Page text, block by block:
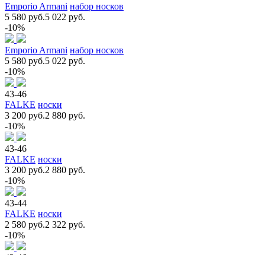
Emporio Armani набор носков
5 580 руб.5 022 руб.
-10%
Emporio Armani набор носков
5 580 руб.5 022 руб.
-10%
43-46
FALKE носки
3 200 руб.2 880 руб.
-10%
43-46
FALKE носки
3 200 руб.2 880 руб.
-10%
43-44
FALKE носки
2 580 руб.2 322 руб.
-10%